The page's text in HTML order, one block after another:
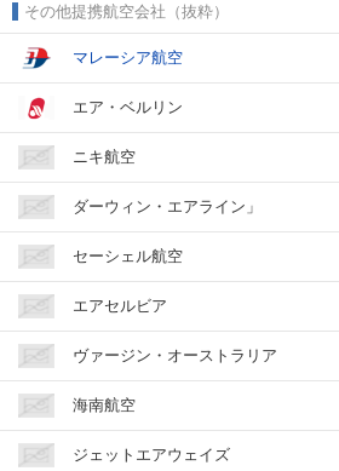
その他提携航空会社（抜粋）
マレーシア航空
エア・ベルリン
ニキ航空
ダーウィン・エアライン」
セーシェル航空
エアセルビア
ヴァージン・オーストラリア
海南航空
ジェットエアウェイズ